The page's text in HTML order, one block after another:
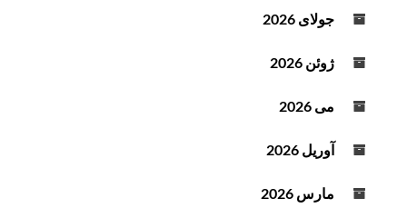
ه
و
جولای 2026
ژوئن 2026
می 2026
آوریل 2026
مارس 2026